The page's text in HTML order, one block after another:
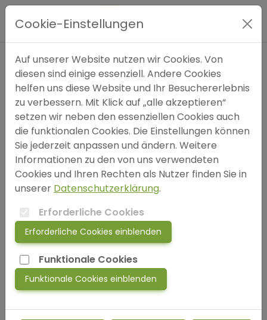
Hauptmenü
Expertensuche
Blog
FAQ
SOS
login
Autor
bitte wählen (optional)
Einträge pro Seite
Schlüsselwörter
Depressionssymptome Suizidgedanken
Anhedonie (Verlust der Freude)
Hoffnungslosigkeit Traurigkeit
Soziale Angst Bipolare Störung
Cookie-Einstellungen
Auf unserer Website nutzen wir Cookies. Von
diesen sind einige essenziell. Andere Cookies
helfen uns diese Website und Ihr Besuchererlebnis
zu verbessern. Mit Klick auf „alle akzeptieren“
setzen wir neben den essenziellen Cookies auch
die funktionalen Cookies. Die Einstellungen können
Sie jederzeit anpassen und ändern. Weitere
Informationen zu den von uns verwendeten
Cookies und Ihren Rechten als Nutzer finden Sie in
unserer Datenschutzerklärung.
Erforderliche Cookies
Erforderliche Cookies einblenden
Funktionale Cookies
Funktionale Cookies einblenden